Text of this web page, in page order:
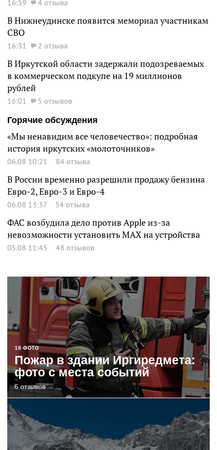
16:59 4 отзыва
В Нижнеудинске появится мемориал участникам
СВО
16:31 2 отзыва
В Иркутской области задержали подозреваемых
в коммерческом подкупе на 19 миллионов
рублей
16:01
5 отзывов
Горячие обсуждения
«Мы ненавидим все человечество»: подробная
история иркутских «молоточников»
06.08 10:21 84 отзыва
В России временно разрешили продажу бензина
Евро-2, Евро-3 и Евро-4
06.08 13:37 54 отзыва
ФАС возбудила дело против Apple из-за
невозможности установить MAX на устройства
05.08 11:45 48 отзывов
18 ФОТО
Пожар в здании Иргиредмета:
фото с места событий
6 отзывов